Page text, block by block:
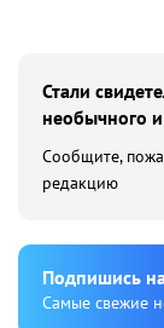
Стали
необычного
Сообщите,
редакцию
Подпишиcь
Cамые свежие